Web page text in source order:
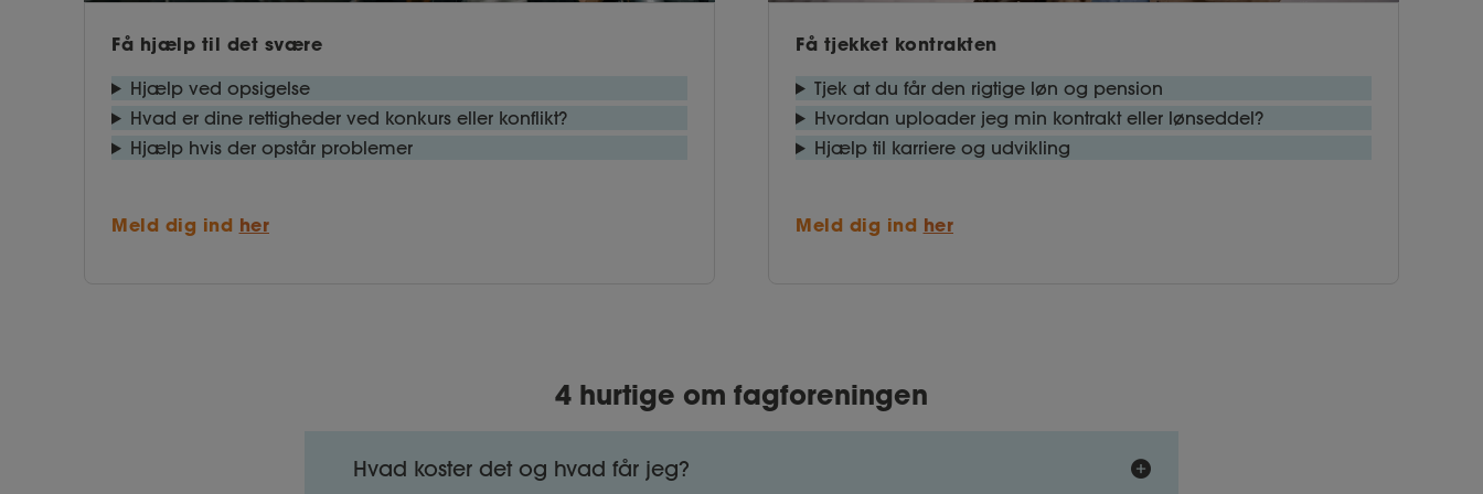
Få hjælp til det svære
Hjælp ved opsigelse
Hvad er dine rettigheder ved konkurs eller konflikt?
Hjælp hvis der opstår problemer
Meld dig ind her
Få tjekket kontrakten
Tjek at du får den rigtige løn og pension
Hvordan uploader jeg min kontrakt eller lønseddel?
Hjælp til karriere og udvikling
Meld dig ind her
4 hurtige om fagforeningen
Hvad koster det og hvad får jeg?